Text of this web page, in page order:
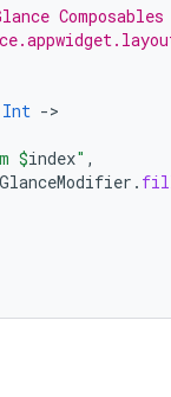
Composables
Int -
$index" ,
GlanceModifier .